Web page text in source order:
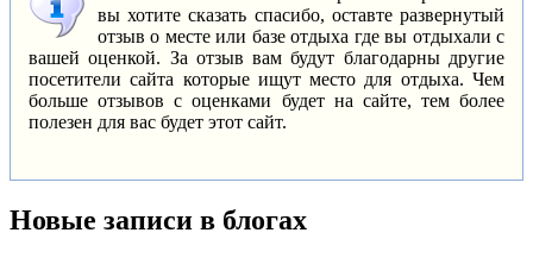
вы хотите сказать спасибо, оставте развернутый
отзыв о месте или базе отдыха где вы отдыхали с
вашей оценкой. За отзыв вам будут благодарны другие
посетители сайта которые ищут место для отдыха. Чем
больше отзывов с оценками будет на сайте, тем более
полезен для вас будет этот сайт.
Новые записи в блогах